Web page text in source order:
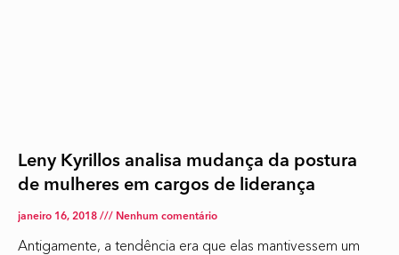
Leny Kyrillos analisa mudança da postura
de mulheres em cargos de liderança
janeiro 16, 2018 Nenhum comentário
Antigamente, a tendência era que elas mantivessem um